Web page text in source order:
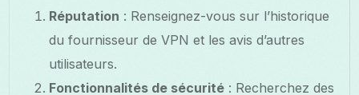
Réputation : Renseignez-vous sur l’historique
du fournisseur de VPN et les avis d’autres
utilisateurs.
Fonctionnalités de sécurité : Recherchez des